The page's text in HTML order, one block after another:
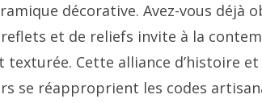
décorative. Avez-vous déjà
et de reliefs invite à la
Cette alliance d’histoire
se réapproprient les codes